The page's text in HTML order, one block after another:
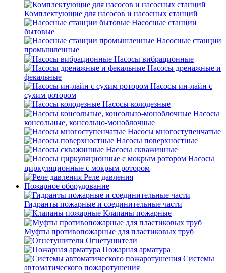
Комплектующие для насосов и насосных станций
Насосные станции
бытовые
Насосные станции
промышленные
Насосы вибрационные
Насосы дренажные и
фекальные
Насосы ин-лайн с
сухим ротором
Насосы колодезные
Насосы
консольные, консольно-моноблочные
Насосы многоступенчатые
Насосы поверхностные
Насосы скважинные
Насосы
циркуляционные с мокрым ротором
Реле давления
Пожарное оборудование
Гидранты пожарные и соединительные части
Клапаны пожарные
Муфты противопожарные для пластиковых труб
Огнетушители
Пожарная арматура
Системы
автоматического пожаротушения